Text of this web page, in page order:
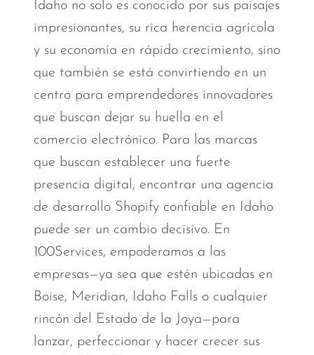
Idaho no solo es conocido por sus paisajes
impresionantes, su rica herencia agrícola
y su economía en rápido crecimiento, sino
que también se está convirtiendo en un
centro para emprendedores innovadores
que buscan dejar su huella en el
comercio electrónico. Para las marcas
que buscan establecer una fuerte
presencia digital, encontrar una agencia
de desarrollo Shopify confiable en Idaho
puede ser un cambio decisivo. En
100Services, empoderamos a las
empresas—ya sea que estén ubicadas en
Boise, Meridian, Idaho Falls o cualquier
rincón del Estado de la Joya—para
lanzar, perfeccionar y hacer crecer sus